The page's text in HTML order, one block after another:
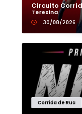
Circuito
Teresina
30/08/2026
Corrida de Rua